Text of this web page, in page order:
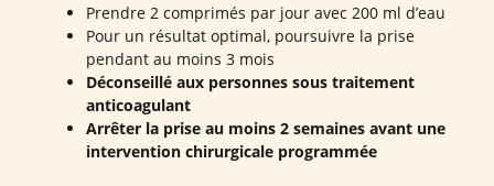
Prendre 2 comprimés par jour avec 200 ml d’eau
Pour un résultat optimal, poursuivre la prise
pendant au moins 3 mois
Déconseillé aux personnes sous traitement
anticoagulant
Arrêter la prise au moins 2 semaines avant une
intervention chirurgicale programmée